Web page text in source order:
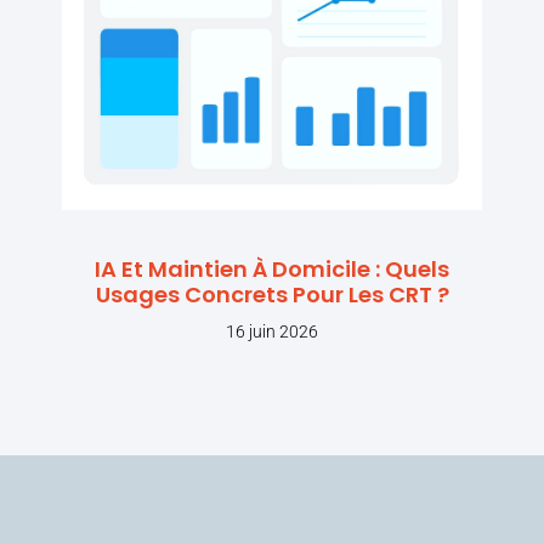
IA Et Maintien À Domicile : Quels
Usages Concrets Pour Les CRT ?
16 juin 2026